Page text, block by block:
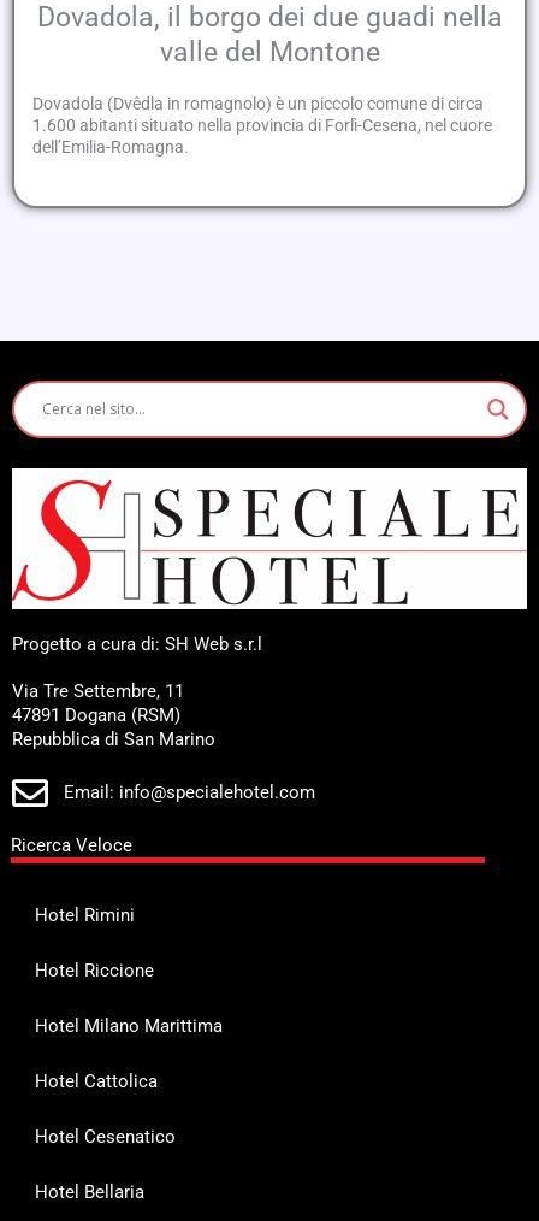
Dovadola, il borgo dei due guadi nella
valle del Montone
Dovadola (Dvêdla in romagnolo) è un piccolo comune di circa
1.600 abitanti situato nella provincia di Forlì-Cesena, nel cuore
dell’Emilia-Romagna.
Progetto a cura di: SH Web s.r.l
Via Tre Settembre, 11
47891 Dogana (RSM)
Repubblica di San Marino
Email: info@specialehotel.com
Ricerca Veloce
Hotel Rimini
Hotel Riccione
Hotel Milano Marittima
Hotel Cattolica
Hotel Cesenatico
Hotel Bellaria